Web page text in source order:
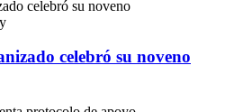
celebró su noveno